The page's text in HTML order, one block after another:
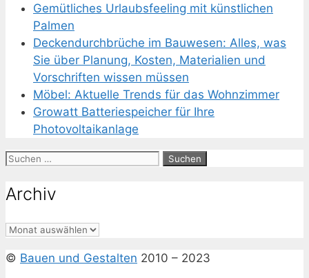
Gemütliches Urlaubsfeeling mit künstlichen
Palmen
Deckendurchbrüche im Bauwesen: Alles, was
Sie über Planung, Kosten, Materialien und
Vorschriften wissen müssen
Möbel: Aktuelle Trends für das Wohnzimmer
Growatt Batteriespeicher für Ihre
Photovoltaikanlage
Suchen
Archiv
Archiv
© Bauen und Gestalten 2010 – 2023